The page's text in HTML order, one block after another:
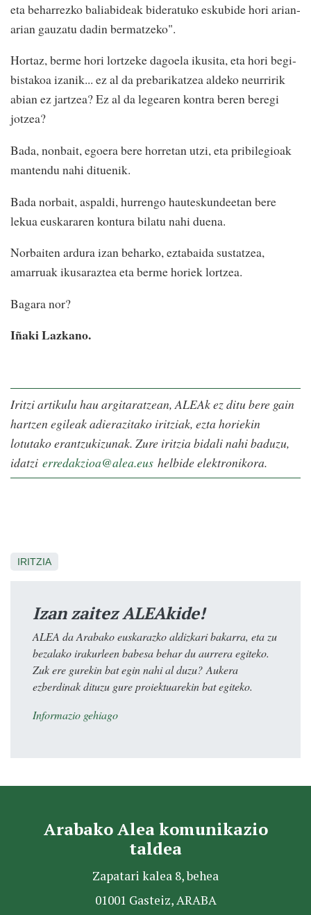
eta beharrezko baliabideak bideratuko eskubide hori arian-
arian gauzatu dadin bermatzeko".
Hortaz, berme hori lortzeke dagoela ikusita, eta hori begi-
bistakoa izanik... ez al da prebarikatzea aldeko neurririk
abian ez jartzea? Ez al da legearen kontra beren beregi
jotzea?
Bada, nonbait, egoera bere horretan utzi, eta pribilegioak
mantendu nahi dituenik.
Bada norbait, aspaldi, hurrengo hauteskundeetan bere
lekua euskararen kontura bilatu nahi duena.
Norbaiten ardura izan beharko, eztabaida sustatzea,
amarruak ikusaraztea eta berme horiek lortzea.
Bagara nor?
Iñaki Lazkano.
Iritzi artikulu hau argitaratzean, ALEAk ez ditu bere gain
hartzen egileak adierazitako iritziak, ezta horiekin
lotutako erantzukizunak. Zure iritzia bidali nahi baduzu,
idatzi erredakzioa@alea.eus helbide elektronikora.
IRITZIA
Izan zaitez ALEAkide!
ALEA da Arabako euskarazko aldizkari bakarra, eta zu
bezalako irakurleen babesa behar du aurrera egiteko.
Zuk ere gurekin bat egin nahi al duzu? Aukera
ezberdinak dituzu gure proiektuarekin bat egiteko.
Informazio gehiago
Arabako Alea komunikazio
taldea
Zapatari kalea 8, behea
01001 Gasteiz, ARABA